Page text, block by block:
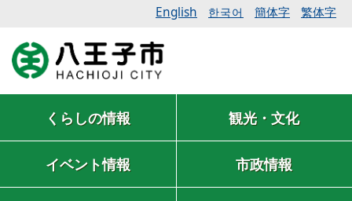
English 한국어 簡体字 繁体字
くらしの情報 観光・文化
イベント情報 市政情報